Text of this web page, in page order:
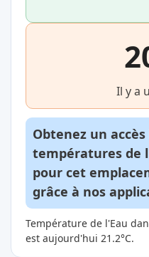
Il y a
Obtenez un
températures de
pour cet
grâce à nos
Température de l'Eau
est aujourd'hui 21.2°C.